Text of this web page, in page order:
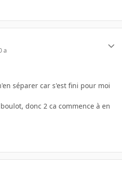
a
séparer car s'est fini pour moi
donc 2 ca commence à en